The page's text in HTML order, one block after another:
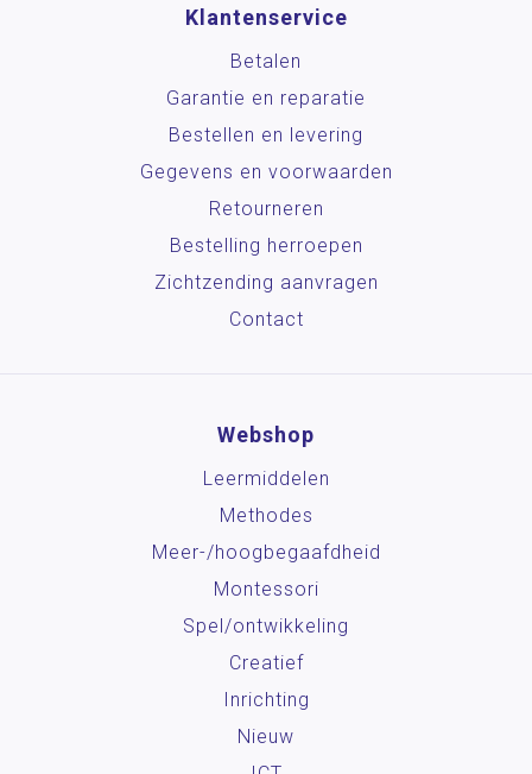
Klantenservice
Betalen
Garantie en reparatie
Bestellen en levering
Gegevens en voorwaarden
Retourneren
Bestelling herroepen
Zichtzending aanvragen
Contact
Webshop
Leermiddelen
Methodes
Meer-/hoog­begaafdheid
Montessori
Spel/ontwikkeling
Creatief
Inrichting
Nieuw